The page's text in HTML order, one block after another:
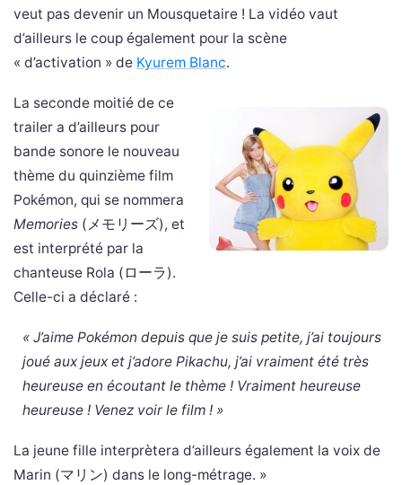
veut pas devenir un Mousquetaire ! La vidéo vaut
d’ailleurs le coup également pour la scène
« d’activation » de Kyurem Blanc.
La seconde moitié de ce
trailer a d’ailleurs pour
bande sonore le nouveau
thème du quinzième film
Pokémon, qui se nommera
Memories (メモリーズ), et
est interprété par la
chanteuse Rola (ローラ).
Celle-ci a déclaré :
« J’aime Pokémon depuis que je suis petite, j’ai toujours
joué aux jeux et j’adore Pikachu, j’ai vraiment été très
heureuse en écoutant le thème ! Vraiment heureuse
heureuse ! Venez voir le film ! »
La jeune fille interprètera d’ailleurs également la voix de
Marin (マリン) dans le long-métrage. »